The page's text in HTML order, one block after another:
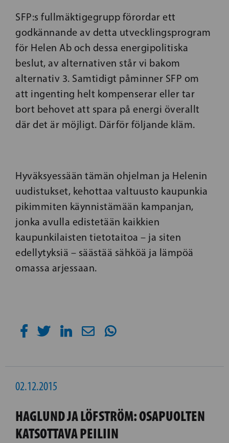
SFP:s fullmäktigegrupp förordar ett
godkännande av detta utvecklingsprogram
för Helen Ab och dessa energipolitiska
beslut, av alternativen står vi bakom
alternativ 3. Samtidigt påminner SFP om
att ingenting helt kompenserar eller tar
bort behovet att spara på energi överallt
där det är möjligt. Därför följande kläm.
Hyväksyessään tämän ohjelman ja Helenin
uudistukset, kehottaa valtuusto kaupunkia
pikimmiten käynnistämään kampanjan,
jonka avulla edistetään kaikkien
kaupunkilaisten tietotaitoa – ja siten
edellytyksiä – säästää sähköä ja lämpöä
omassa arjessaan.
02.12.2015
HAGLUND JA LÖFSTRÖM: OSAPUOLTEN
KATSOTTAVA PEILIIN